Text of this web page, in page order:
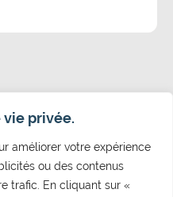
privée.
améliorer votre expérience
ou des contenus
trafic. En cliquant sur «
Royal